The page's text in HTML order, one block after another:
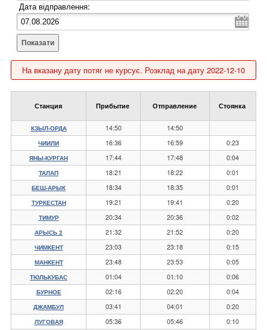
Дата відправлення:
Показати
На вказану дату потяг не курсує. Розклад на дату 2022-12-10
Станция Прибытие Отправление Стоянка
КЗЫЛ-ОРДА 14:50 14:50
ЧИИЛИ 16:36 16:59 0:23
ЯНЫ-КУРГАН 17:44 17:48 0:04
ТАЛАП 18:21 18:22 0:01
БЕШ-АРЫК 18:34 18:35 0:01
ТУРКЕСТАН 19:21 19:41 0:20
ТИМУР 20:34 20:36 0:02
АРЫСЬ 2 21:32 21:52 0:20
ЧИМКЕНТ 23:03 23:18 0:15
МАНКЕНТ 23:48 23:53 0:05
ТЮЛЬКУБАС 01:04 01:10 0:06
БУРНОЕ 02:16 02:20 0:04
ДЖАМБУЛ 03:41 04:01 0:20
ЛУГОВАЯ 05:36 05:46 0:10